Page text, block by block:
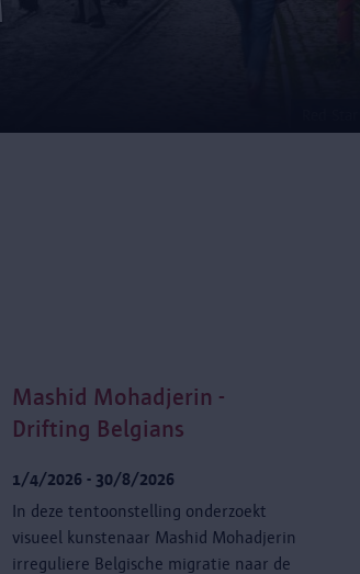
Mashid Mohadjerin -
Drifting Belgians
1/4/2026 - 30/8/2026
In deze tentoonstelling onderzoekt
visueel kunstenaar Mashid Mohadjerin
irreguliere Belgische migratie naar de